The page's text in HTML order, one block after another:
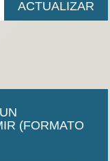
(FORMATO